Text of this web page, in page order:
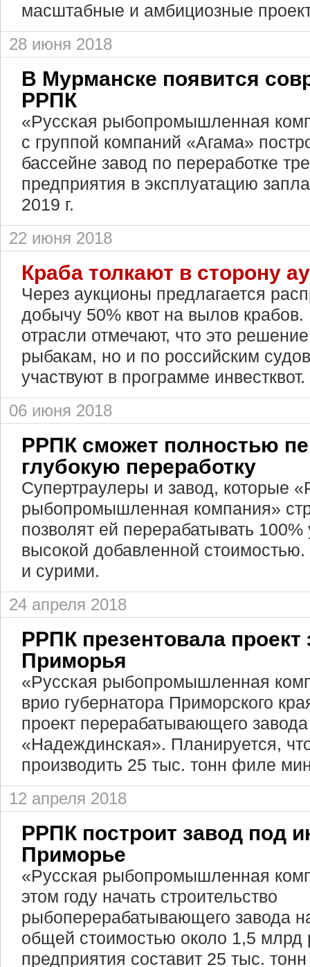
масштабные и амбициозные
28 июня 2018
В Мурманске появится
РРПК
«Русская рыбопромышленная
с группой компаний «Агама»
бассейне завод по переработке
предприятия в эксплуатацию
2019 г.
22 июня 2018
Краба толкают в сторону
Через аукционы предлагается
добычу 50% квот на вылов крабов.
отрасли отмечают, что это
рыбакам, но и по российским
участвуют в программе инвестквот.
06 июня 2018
РРПК сможет полностью
глубокую переработку
Супертраулеры и завод, которые
рыбопромышленная компания»
позволят ей перерабатывать
высокой добавленной
и сурими.
24 апреля 2018
РРПК презентовала проект
Приморья
«Русская рыбопромышленная
врио губернатора Приморского
проект перерабатывающего
«Надеждинская». Планируется,
производить 25 тыс. тонн филе
12 апреля 2018
РРПК построит завод под
Приморье
«Русская рыбопромышленная
этом году начать строительство
рыбоперерабатывающего завода
общей стоимостью около 1,5
предприятия составит 25 тыс.